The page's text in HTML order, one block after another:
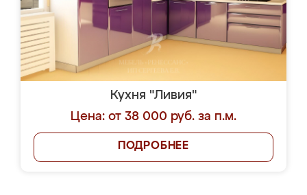
Кухня "Ливия"
Цена: от 38 000 руб. за п.м.
ПОДРОБНЕЕ